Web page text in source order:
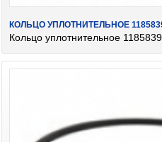
КОЛЬЦО УПЛОТНИТЕЛЬНОЕ 1185839
Кольцо уплотнительное